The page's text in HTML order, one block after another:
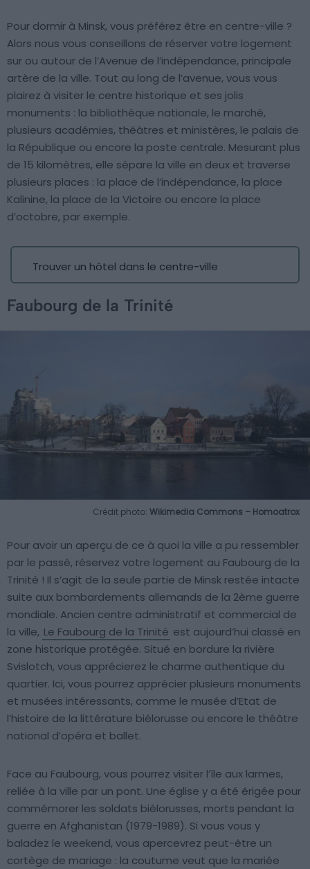
Pour dormir à Minsk, vous préférez être en centre-ville ?
Alors nous vous conseillons de réserver votre logement
sur ou autour de l’Avenue de l’indépendance, principale
artère de la ville. Tout au long de l’avenue, vous vous
plairez à visiter le centre historique et ses jolis
monuments : la bibliothèque nationale, le marché,
plusieurs académies, théâtres et ministères, le palais de
la République ou encore la poste centrale. Mesurant plus
de 15 kilomètres, elle sépare la ville en deux et traverse
plusieurs places : la place de l’indépendance, la place
Kalinine, la place de la Victoire ou encore la place
d’octobre, par exemple.
Trouver un hôtel dans le centre-ville
Faubourg de la Trinité
Crédit photo: Wikimedia Commons – Homoatrox
Pour avoir un aperçu de ce à quoi la ville a pu ressembler
par le passé, réservez votre logement au Faubourg de la
Trinité ! Il s’agit de la seule partie de Minsk restée intacte
suite aux bombardements allemands de la 2ème guerre
mondiale. Ancien centre administratif et commercial de
la ville, Le Faubourg de la Trinité est aujourd’hui classé en
zone historique protégée. Situé en bordure la rivière
Svislotch, vous apprécierez le charme authentique du
quartier. Ici, vous pourrez apprécier plusieurs monuments
et musées intéressants, comme le musée d’Etat de
l’histoire de la littérature biélorusse ou encore le théâtre
national d’opéra et ballet.
Face au Faubourg, vous pourrez visiter l’île aux larmes,
reliée à la ville par un pont. Une église y a été érigée pour
commémorer les soldats biélorusses, morts pendant la
guerre en Afghanistan (1979-1989). Si vous vous y
baladez le weekend, vous apercevrez peut-être un
cortège de mariage : la coutume veut que la mariée